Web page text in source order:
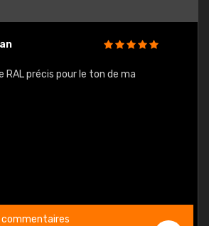
RAL précis pour le ton de ma
commentaires